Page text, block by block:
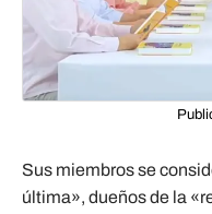
Sus miembros se
última», dueños de la